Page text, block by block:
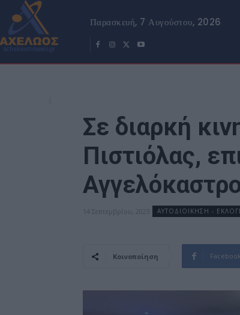
Παρασκευή, 7 Αυγούστου, 2026
Σε διαρκή
Πιστιόλας,
14 Σεπτεμβρίου, 2023 ΑΥΤΟΔΙΟΙΚΗΣΗ -
Κοινοποίηση Facebook